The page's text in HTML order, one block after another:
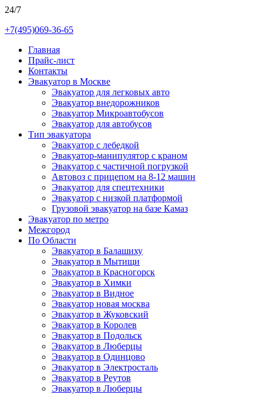
24/7
+7(495)069-36-65
Главная
Прайс-лист
Контакты
Эвакуатор в Москве
Эвакуатор для легковых авто
Эвакуатор внедорожников
Эвакуатор Микроавтобусов
Эвакуатор для автобусов
Тип эвакуатора
Эвакуатор с лебедкой
Эвакуатор-манипулятор с краном
Эвакуатор с частичной погрузкой
Автовоз с прицепом на 8-12 машин
Эвакуатор для спецтехники
Эвакуатор с низкой платформой
Грузовой эвакуатор на базе Камаз
Эвакуатор по метро
Межгород
По Области
Эвакуатор в Балашиху
Эвакуатор в Мытищи
Эвакуатор в Красногорск
Эвакуатор в Химки
Эвакуатор в Видное
Эвакуатор новая москва
Эвакуатор в Жуковский
Эвакуатор в Королев
Эвакуатор в Подольск
Эвакуатор в Люберцы
Эвакуатор в Одинцово
Эвакуатор в Электросталь
Эвакуатор в Реутов
Эвакуатор в Люберцы